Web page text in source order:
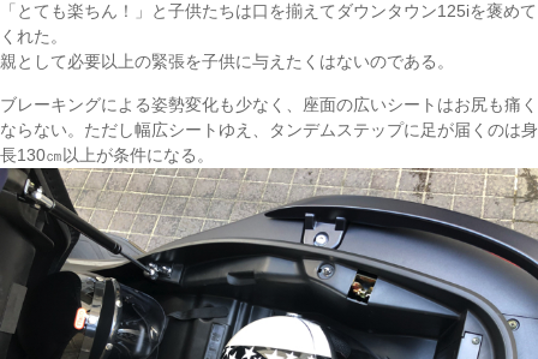
「とても楽ちん！」と子供たちは口を揃えてダウンタウン125iを褒めて
くれた。
親として必要以上の緊張を子供に与えたくはないのである。
ブレーキングによる姿勢変化も少なく、座面の広いシートはお尻も痛く
ならない。ただし幅広シートゆえ、タンデムステップに足が届くのは身
長130㎝以上が条件になる。